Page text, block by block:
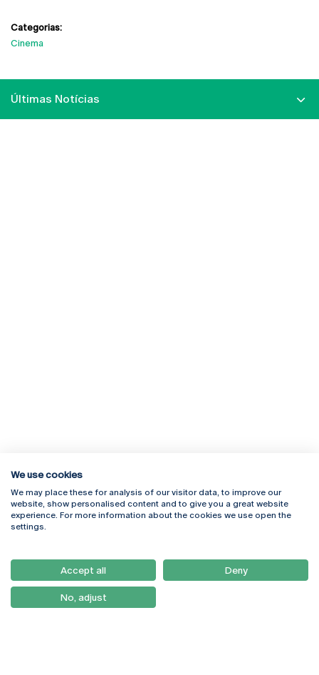
Categorias:
Cinema
Últimas Notícias
Rua Diogo Botelho 1327
4169-005 Porto
+351 226 196 240
Campus Online
Webmail
Como Chegar
Newsletter
We use cookies
We may place these for analysis of our visitor data, to improve our
website, show personalised content and to give you a great website
experience. For more information about the cookies we use open the
settings.
Accept all Deny
No, adjust